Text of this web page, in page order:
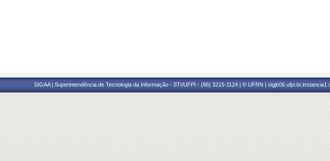
SIGAA | Superintendência de Tecnologia da Informação - STI/UFPI - (86) 3215-1124 | © UFRN | sigjb06.ufpi.br.instancia1